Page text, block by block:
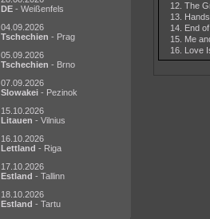
DE - Weißenfels
04.09.2026
Tschechien - Prag
05.09.2026
Tschechien - Brno
07.09.2026
Slowakei - Pezinok
15.10.2026
Litauen - Vilnius
16.10.2026
Lettland - Riga
17.10.2026
Estland - Tallinn
18.10.2026
Estland - Tartu
The
End
Me
Love